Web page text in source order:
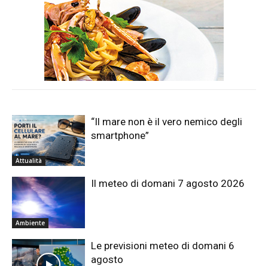
Attualità
“Il mare non è il vero nemico degli
smartphone”
Ambiente
Il meteo di domani 7 agosto 2026
Le previsioni meteo di domani 6
agosto